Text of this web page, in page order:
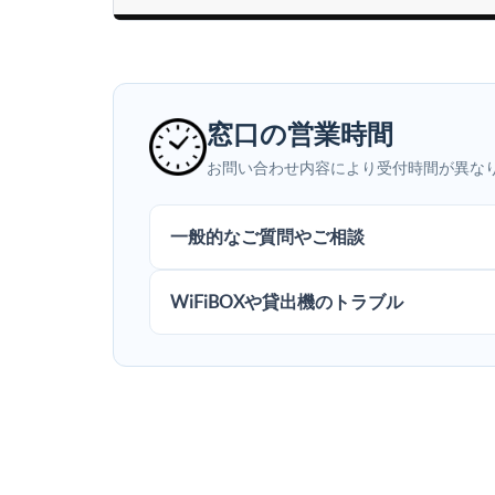
窓口の営業時間
お問い合わせ内容により受付時間が異な
一般的なご質問やご相談
WiFiBOXや貸出機のトラブル